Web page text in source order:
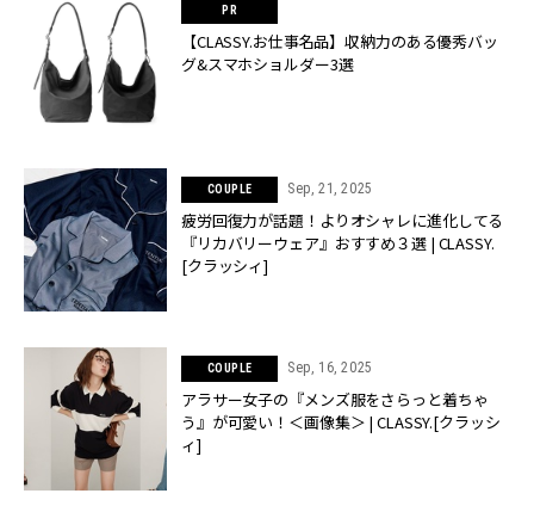
【CLASSY.お仕事名品】収納力のある優秀バッ
グ&スマホショルダー3選
COUPLE Sep, 21, 2025
疲労回復力が話題！よりオシャレに進化してる
『リカバリーウェア』おすすめ３選 | CLASSY.
[クラッシィ]
COUPLE Sep, 16, 2025
アラサー女子の『メンズ服をさらっと着ちゃ
う』が可愛い！＜画像集＞ | CLASSY.[クラッシ
ィ]